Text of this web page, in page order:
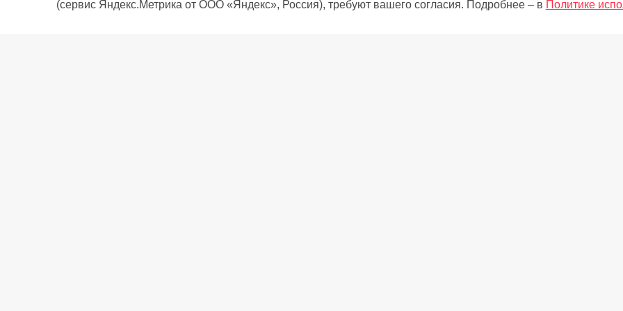
(сервис Яндекс.Метрика от ООО «Яндекс», Россия), требуют вашего согласия. Подробнее – в Политике